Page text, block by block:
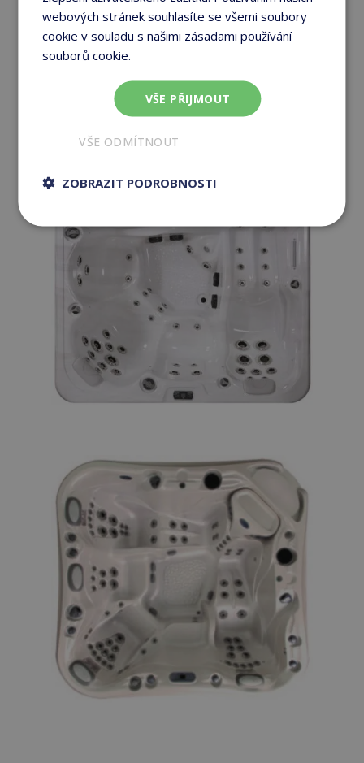
webových stránek souhlasíte se všemi soubory
cookie v souladu s našimi zásadami používání
souborů cookie.
VŠE PŘIJMOUT
VŠE ODMÍTNOUT
ZOBRAZIT PODROBNOSTI